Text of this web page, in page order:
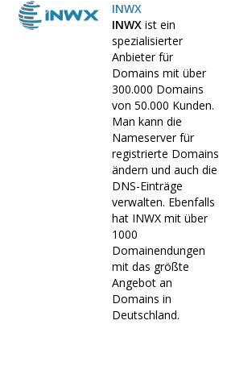
INWX
INWX ist ein
spezialisierter
Anbieter für
Domains mit über
300.000 Domains
von 50.000 Kunden.
Man kann die
Nameserver für
registrierte Domains
ändern und auch die
DNS-Einträge
verwalten. Ebenfalls
hat INWX mit über
1000
Domainendungen
mit das größte
Angebot an
Domains in
Deutschland.